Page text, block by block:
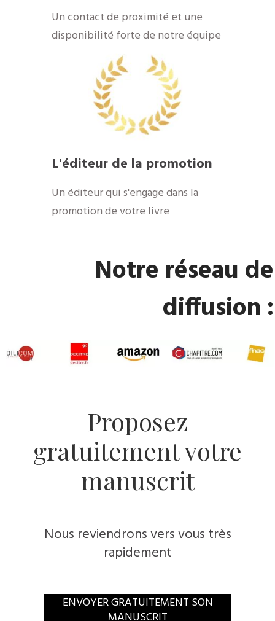
​Un contact de proximité et une
disponibilité forte de notre équipe
​L'éditeur de la promotion
​Un éditeur qui s'engage dans la
promotion de votre livre
​Notre réseau de
diffusion :
​Proposez
gratuitement votre
manuscrit
Nous reviendrons vers vous très
rapidement
​ENVOYER GRATUITEMENT SON